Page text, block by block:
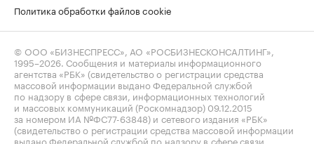
Политика обработки файлов cookie
© ООО «БИЗНЕСПРЕСС», АО «РОСБИЗНЕСКОНСАЛТИНГ»,
1995–2026 . Сообщения и материалы информационного
агентства «РБК» (свидетельство о регистрации средства
массовой информации выдано Федеральной службой
по надзору в сфере связи, информационных технологий
и массовых коммуникаций (Роскомнадзор) 09.12.2015
за номером ИА №ФС77-63848) и сетевого издания «РБК»
(свидетельство о регистрации средства массовой информации
выдано Федеральной службой по надзору в сфере связи,